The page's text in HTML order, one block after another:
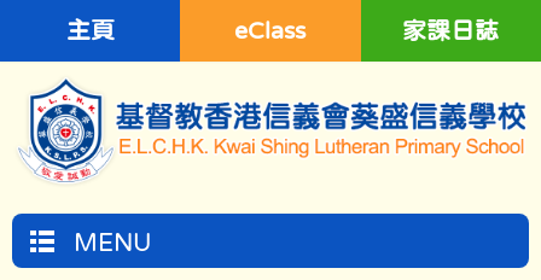
主頁 eClass 家課日誌
MENU